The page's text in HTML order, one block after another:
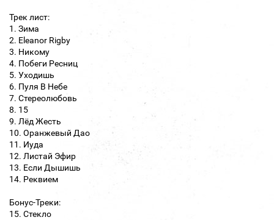
Трек лист:
1. Зима
2. Eleanor Rigby
3. Никому
4. Побеги Ресниц
5. Уходишь
6. Пуля В Небе
7. Стереолюбовь
8. 15
9. Лёд Жесть
10. Оранжевый Дао
11. Иуда
12. Листай Эфир
13. Если Дышишь
14. Реквием
Бонус-Треки:
15. Стекло